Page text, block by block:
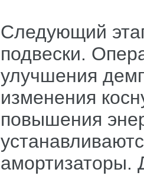
Следующий
подвески.
улучшения
изменения
повышения
амортизаторы.